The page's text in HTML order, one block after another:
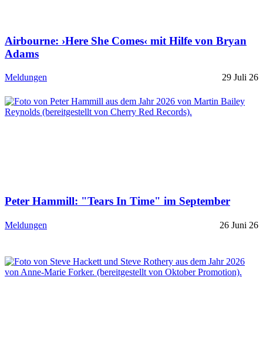
Airbourne: ›Here She Comes‹ mit Hilfe von Bryan
Adams
Meldungen 29 Juli 26
Peter Hammill: "Tears In Time" im September
Meldungen 26 Juni 26